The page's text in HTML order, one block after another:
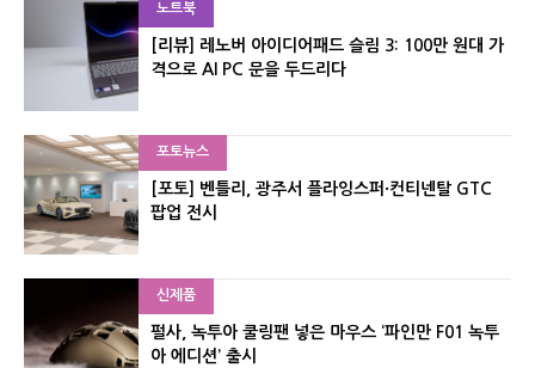
노트북
[리뷰] 레노버 아이디어패드 슬림 3: 100만 원대 가
격으로 AI PC 문을 두드리다
포토뉴스
[포토] 벤틀리, 광주서 플라잉스퍼·컨티넨탈 GTC
팝업 전시
신제품
펄사, 녹투아 쿨링팬 넣은 마우스 ‘파인만 F01 녹투
아 에디션’ 출시